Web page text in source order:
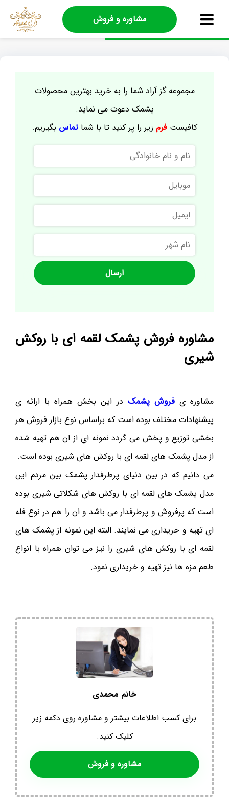
مشاوره و فروش
مجموعه گز آراد شما را به خرید بهترین محصولات
پشمک دعوت می نماید.
کافیستفرم زیر را پر کنید تا با شماتماس بگیریم.
نام
و
نام
خانوادگی
موبایل
ایمیل
نام
شهر
مشاوره فروش پشمک لقمه ای با روکش
شیری
مشاوره ی فروش پشمک در این بخش همراه با ارائه ی
پیشنهادات مختلف بوده است که براساس نوع بازار فروش هر
بخشی توزیع و پخش می گردد نمونه ای از ان هم تهیه شده
از مدل پشمک های لقمه ای با روکش های شیری بوده است.
می دانیم که در بین دنیای پرطرفدار پشمک بین مردم این
مدل پشمک های لقمه ای با روکش های شکلاتی شیری بوده
است که پرفروش و پرطرفدار می باشد و ان را هم در نوع فله
ای تهیه و خریداری می نمایند. البته این نمونه از پشمک های
لقمه ای با روکش های شیری را نیز می توان همراه با انواع
طعم مزه ها نیز تهیه و خریداری نمود.
خانم محمدی
برای کسب اطلاعات بیشتر و مشاوره روی دکمه زیر
کلیک کنید.
مشاوره و فروش